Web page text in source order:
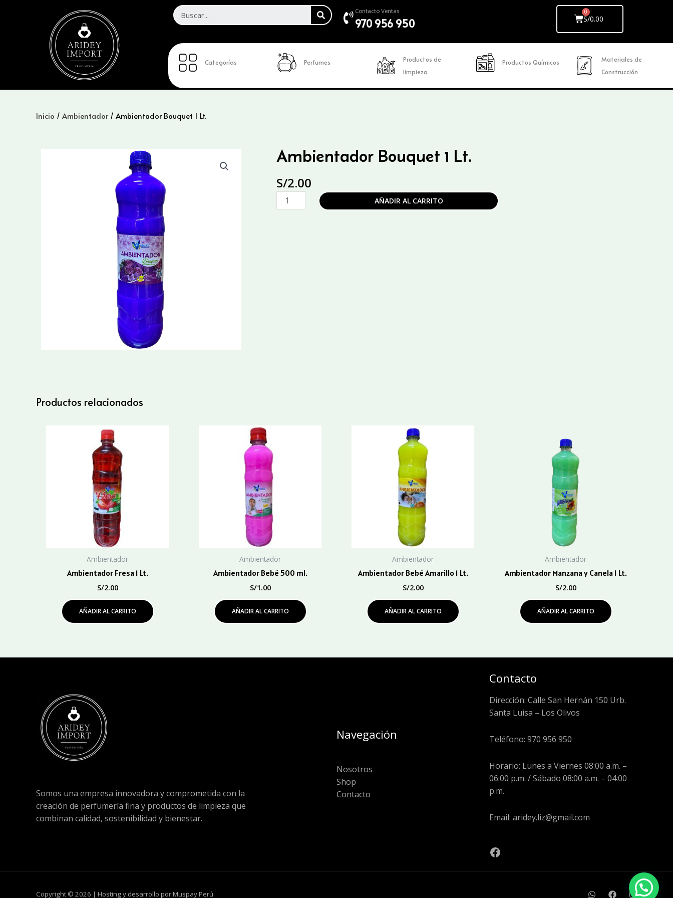
SEARCH Contacto Ventas
970 956 950 S/0.00
Cart
Categorías Perfumes
Productos de
limpieza
Productos Químicos
Materiales de
Construcción
Inicio / Ambientador/ Ambientador Bouquet 1 Lt.
Ambientador Bouquet 1 Lt.
S/2.00
Ambientador
Bouquet
AÑADIR AL CARRITO
Productos relacionados
Ambientador
Ambientador Fresa 1 Lt.
S/2.00
AÑADIR AL CARRITO
Ambientador
Ambientador Bebé 500 ml.
S/1.00
AÑADIR AL CARRITO
Ambientador
Ambientador Bebé Amarillo 1 Lt.
S/2.00
AÑADIR AL CARRITO
Ambientador
Ambientador Manzana y Canela 1 Lt.
S/2.00
AÑADIR AL CARRITO
Somos una empresa innovadora y comprometida con la
creación de perfumería fina y productos de limpieza que
combinan calidad, sostenibilidad y bienestar.
Navegación
Nosotros
Shop
Contacto
Contacto
Dirección: Calle San Hernán 150 Urb.
Santa Luisa – Los Olivos
Teléfono: 970 956 950
Horario: Lunes a Viernes 08:00 a.m. –
06:00 p.m. / Sábado 08:00 a.m. – 04:00
p.m.
Email: aridey.liz@gmail.com
Copyright © 2026 | Hosting y desarrollo por Muspay Perú